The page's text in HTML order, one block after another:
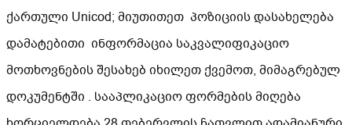
ქართული Unicod; მიუთითეთ პოზიციის დასახელება
დამატებითი ინფორმაცია საკვალიფიკაციო
მოთხოვნების შესახებ იხილეთ ქვემოთ, მიმაგრებულ
დოკუმენტში . სააპლიკაციო ფორმების მიღება